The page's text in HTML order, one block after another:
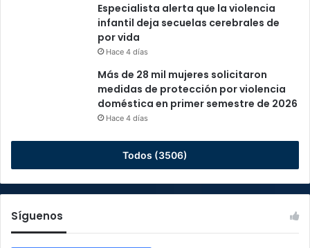
Especialista alerta que la violencia
infantil deja secuelas cerebrales de
por vida
Hace 4 días
Más de 28 mil mujeres solicitaron
medidas de protección por violencia
doméstica en primer semestre de 2026
Hace 4 días
Todos (3506)
Síguenos